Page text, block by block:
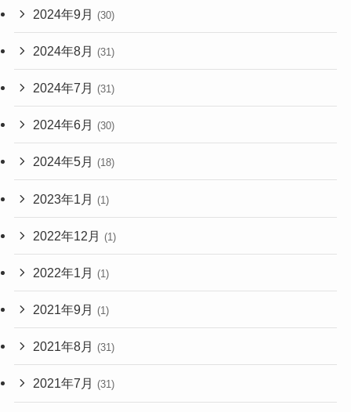
2024年9月 (30)
2024年8月 (31)
2024年7月 (31)
2024年6月 (30)
2024年5月 (18)
2023年1月 (1)
2022年12月 (1)
2022年1月 (1)
2021年9月 (1)
2021年8月 (31)
2021年7月 (31)